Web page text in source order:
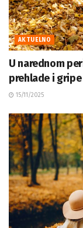
AKTUELNO
U narednom
prehlade i gripe
15/11/2025